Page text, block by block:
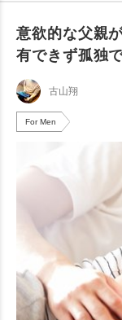
意欲的な父親
有できず孤独で
古山翔
For Men